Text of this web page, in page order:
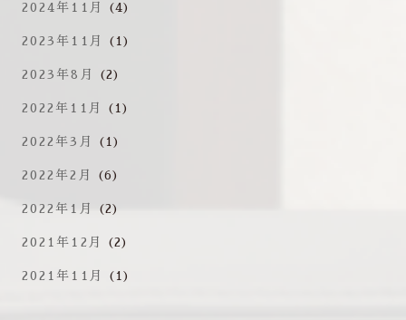
2024年11月 (4)
2023年11月 (1)
2023年8月 (2)
2022年11月 (1)
2022年3月 (1)
2022年2月 (6)
2022年1月 (2)
2021年12月 (2)
2021年11月 (1)